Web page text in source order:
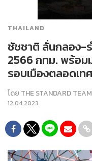
THAILAND
ชัชชาติ ลั่นกลอง-
2566 กทม. พร้อม
รอบเมืองตลอดเท
โดย THE STANDARD TEAM
12.04.2023